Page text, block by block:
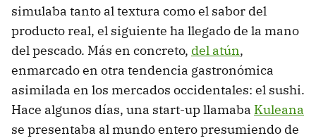
simulaba tanto al textura como el sabor del
producto real, el siguiente ha llegado de la mano
del pescado. Más en concreto, del atún,
enmarcado en otra tendencia gastronómica
asimilada en los mercados occidentales: el sushi.
Hace algunos días, una start-up llamaba Kuleana
se presentaba al mundo entero presumiendo de